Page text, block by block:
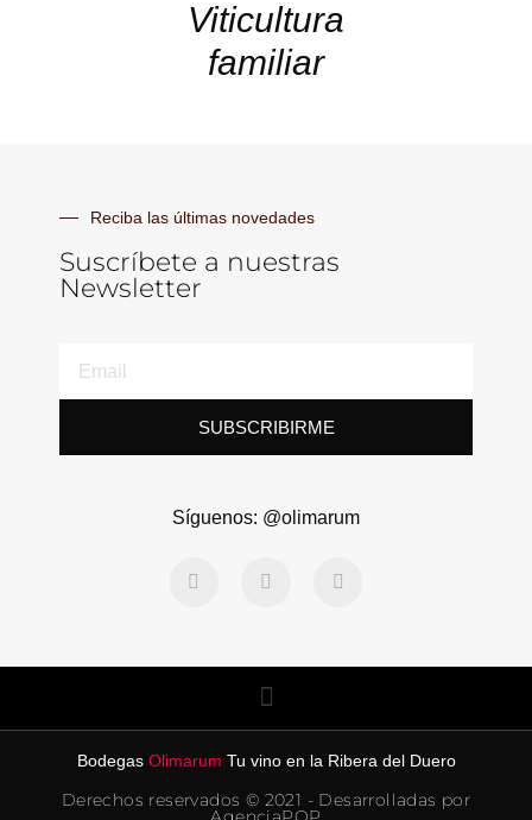
Viticultura
familiar
Reciba las últimas novedades
Suscríbete a nuestras
Newsletter
SUBSCRIBIRME
Síguenos: @olimarum
Bodegas Olimarum Tu vino en la Ribera del Duero
Derechos reservados © 2021 - Desarrolladas por